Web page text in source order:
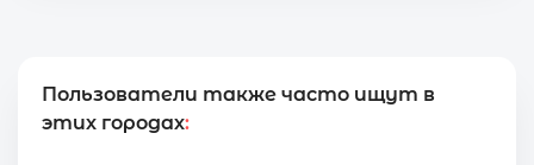
Пользователи также часто ищут в
этих городах: